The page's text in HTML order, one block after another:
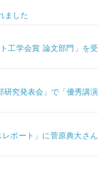
ました
工学会賞 論文部門」を受
研究発表会」で「優秀講演
レポート」に菅原典大さん